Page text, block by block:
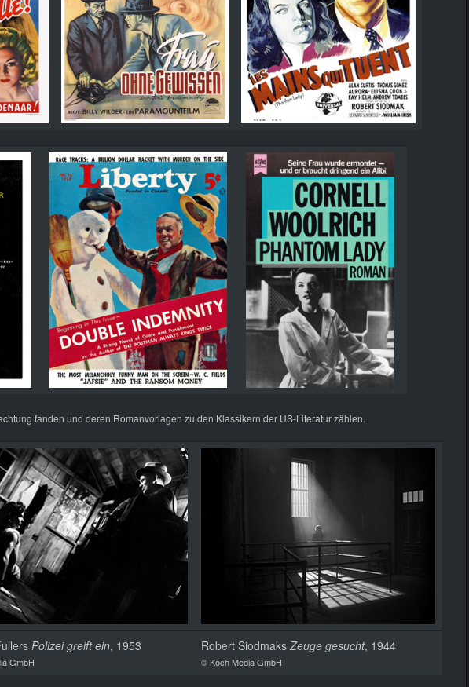
fanden und deren Romanvorlagen zu den Klassikern der US-Literatur zählen.
Polizei greift ein, 1953
GmbH
Robert Siodmaks Zeuge gesucht, 1944
© Koch Media GmbH